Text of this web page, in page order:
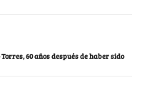
60 años después de haber sido